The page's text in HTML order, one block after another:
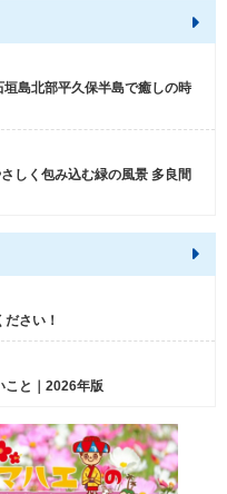
島北部平久保半島で癒しの時
しく包み込む緑の風景 多良間
さい！
こと｜2026年版